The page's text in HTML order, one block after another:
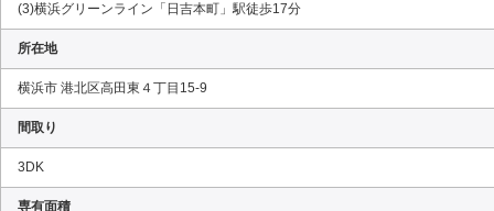
(3)横浜グリーンライン「日吉本町」駅徒歩17分
所在地
横浜市 港北区高田東４丁目15-9
間取り
3DK
専有面積